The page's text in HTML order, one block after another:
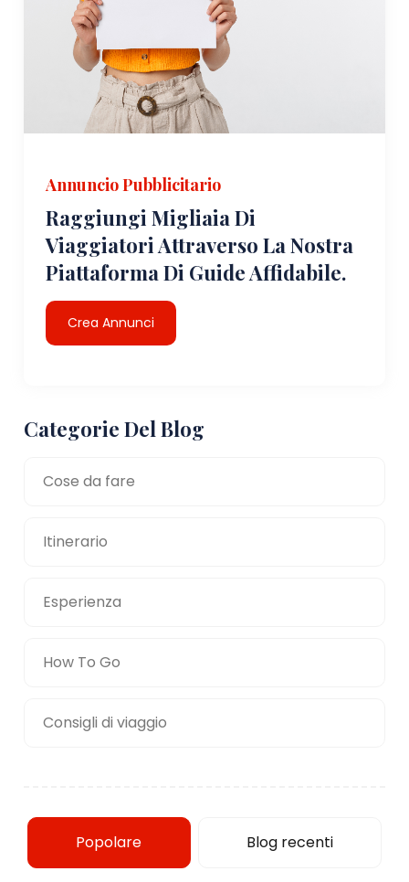
Annuncio Pubblicitario
Raggiungi Migliaia Di
Viaggiatori Attraverso La Nostra
Piattaforma Di Guide Affidabile.
Crea Annunci
Categorie Del Blog
Cose da fare
Itinerario
Esperienza
How To Go
Consigli di viaggio
Popolare Blog recenti